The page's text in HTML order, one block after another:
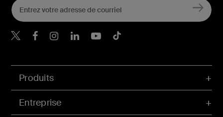
Produits
Entreprise
Belkin Twitter
Belkin Facebook
Belkin Instagram
Belkin LinkedIn
Belkin Youtube
Belkin TikTok